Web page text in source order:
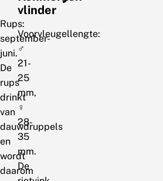
Rups:
september-
juni.
De
rups
drinkt
van
dauwdruppels
en
wordt
daarom
vlinder
Voorvleugellengte:
♂
21-
25
mm,
♀
28-
35
mm.
De